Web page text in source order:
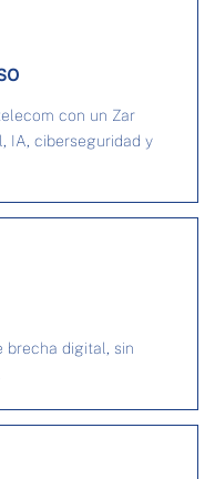
con un Zar
IA, ciberseguridad y
brecha digital, sin